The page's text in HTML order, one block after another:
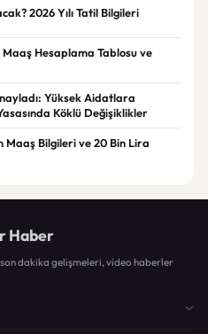
2026 Yılı Tatil Bilgileri
Hesaplama Tablosu ve
Yüksek Aidatlara
Köklü Değişiklikler
Maaş Bilgileri ve 20 Bin Lira
Haber
dakika gelişmeleri, video haberler